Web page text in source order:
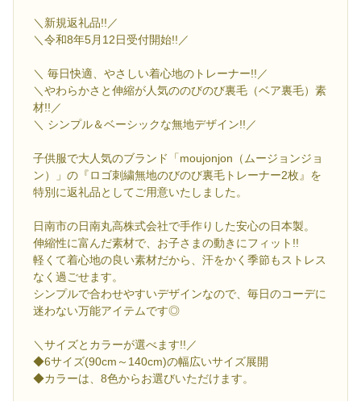
＼新規返礼品!!／
＼令和8年5月12日受付開始!!／
＼ 毎日快適、やさしい着心地のトレーナー!!／
＼やわらかさと伸縮が人気ののびのび裏毛（ベア裏毛）素
材!!／
＼ シンプル＆ベーシックな無地デザイン!!／
子供服で大人気のブランド「moujonjon（ムージョンジョ
ン）」の『ロゴ刺繍無地のびのび裏毛トレーナー2枚』を
特別に返礼品としてご用意いたしました。
日南市の日南丸高株式会社で手作りした安心の日本製。
伸縮性に富んだ素材で、お子さまの動きにフィット!!
軽くて着心地の良い素材だから、汗をかく季節もストレス
なく過ごせます。
シンプルで合わせやすいデザインなので、毎日のコーデに
迷わない万能アイテムです◎
＼サイズとカラーが選べます!!／
◆6サイズ(90cm～140cm)の幅広いサイズ展開
◆カラーは、8色からお選びいただけます。